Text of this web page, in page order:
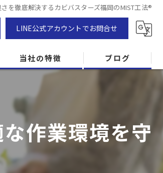
を徹底解決するカビバスターズ福岡のMIST工法®
LINE公式アカウントでお問合せ
当社の特徴
防カビ
カビ専門
ZEH住宅
ブログ
作業環境を守